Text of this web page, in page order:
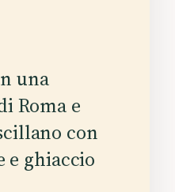
una
Roma e
con
e ghiaccio